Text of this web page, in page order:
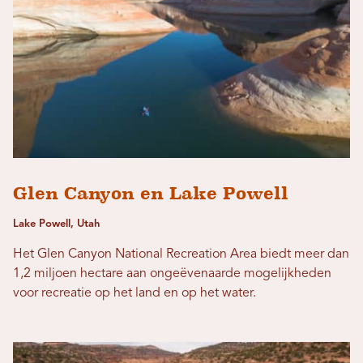
Glen Canyon en Lake Powell
Lake Powell, Utah
Het Glen Canyon National Recreation Area biedt meer dan
1,2 miljoen hectare aan ongeëvenaarde mogelijkheden
voor recreatie op het land en op het water.